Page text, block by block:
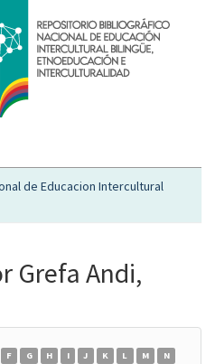
de Educacion Intercultural
Grefa Andi,
F G H I J K L M
N